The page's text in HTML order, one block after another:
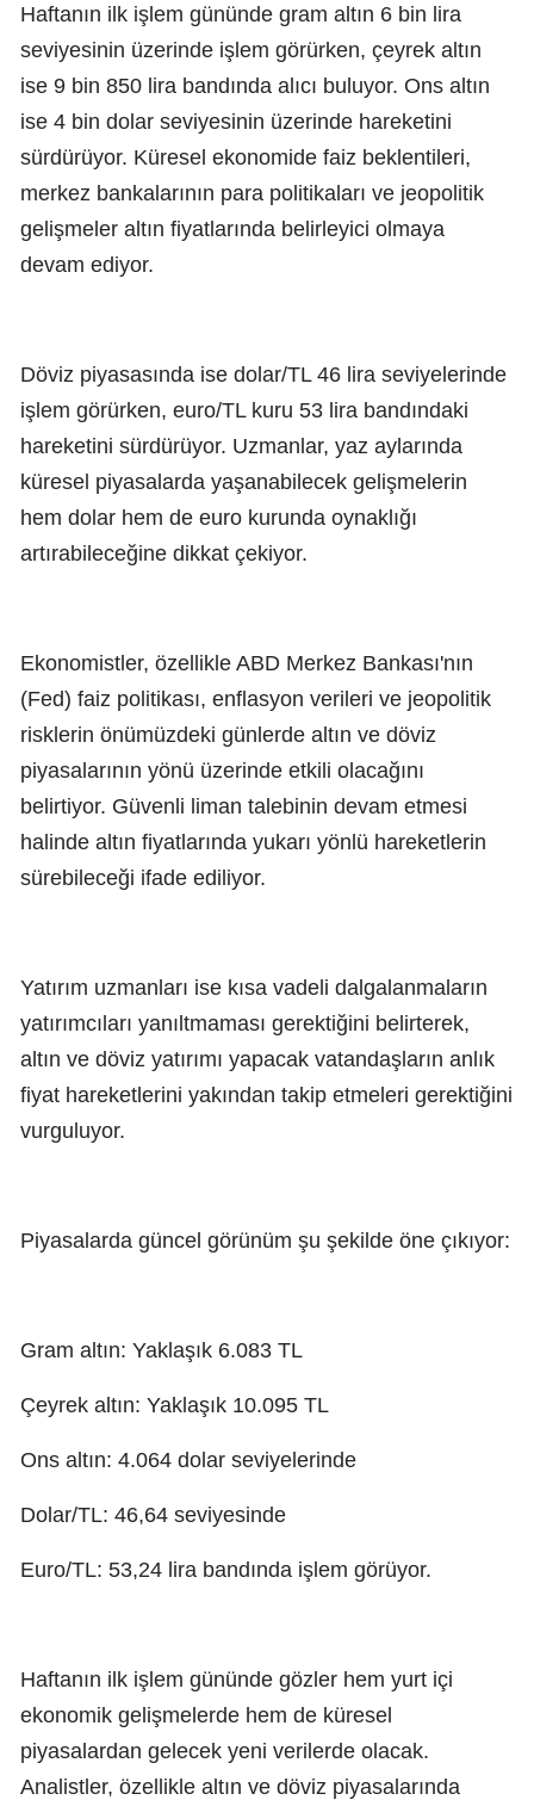
Haftanın ilk işlem gününde gram altın 6 bin lira
seviyesinin üzerinde işlem görürken, çeyrek altın
ise 9 bin 850 lira bandında alıcı buluyor. Ons altın
ise 4 bin dolar seviyesinin üzerinde hareketini
sürdürüyor. Küresel ekonomide faiz beklentileri,
merkez bankalarının para politikaları ve jeopolitik
gelişmeler altın fiyatlarında belirleyici olmaya
devam ediyor.
Döviz piyasasında ise dolar/TL 46 lira seviyelerinde
işlem görürken, euro/TL kuru 53 lira bandındaki
hareketini sürdürüyor. Uzmanlar, yaz aylarında
küresel piyasalarda yaşanabilecek gelişmelerin
hem dolar hem de euro kurunda oynaklığı
artırabileceğine dikkat çekiyor.
Ekonomistler, özellikle ABD Merkez Bankası'nın
(Fed) faiz politikası, enflasyon verileri ve jeopolitik
risklerin önümüzdeki günlerde altın ve döviz
piyasalarının yönü üzerinde etkili olacağını
belirtiyor. Güvenli liman talebinin devam etmesi
halinde altın fiyatlarında yukarı yönlü hareketlerin
sürebileceği ifade ediliyor.
Yatırım uzmanları ise kısa vadeli dalgalanmaların
yatırımcıları yanıltmaması gerektiğini belirterek,
altın ve döviz yatırımı yapacak vatandaşların anlık
fiyat hareketlerini yakından takip etmeleri gerektiğini
vurguluyor.
Piyasalarda güncel görünüm şu şekilde öne çıkıyor:
Gram altın: Yaklaşık 6.083 TL
Çeyrek altın: Yaklaşık 10.095 TL
Ons altın: 4.064 dolar seviyelerinde
Dolar/TL: 46,64 seviyesinde
Euro/TL: 53,24 lira bandında işlem görüyor.
Haftanın ilk işlem gününde gözler hem yurt içi
ekonomik gelişmelerde hem de küresel
piyasalardan gelecek yeni verilerde olacak.
Analistler, özellikle altın ve döviz piyasalarında